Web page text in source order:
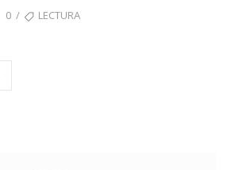
0 / ETIQUETAS
LECTURA